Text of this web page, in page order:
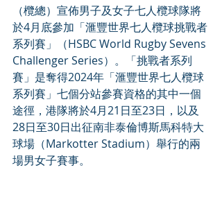
（欖總）宣佈男子及女子七人欖球隊將
於4月底參加「滙豐世界七人欖球挑戰者
系列賽」（HSBC World Rugby Sevens
Challenger Series）。「挑戰者系列
賽」是奪得2024年「滙豐世界七人欖球
系列賽」七個分站參賽資格的其中一個
途徑，港隊將於4月21日至23日，以及
28日至30日出征南非泰倫博斯馬科特大
球場（Markotter Stadium）舉行的兩
場男女子賽事。